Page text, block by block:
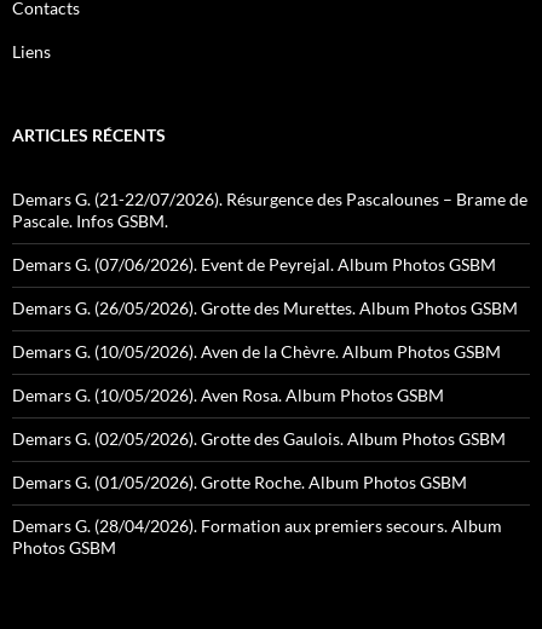
Contacts
Liens
ARTICLES RÉCENTS
Demars G. (21-22/07/2026). Résurgence des Pascalounes – Brame de
Pascale. Infos GSBM.
Demars G. (07/06/2026). Event de Peyrejal. Album Photos GSBM
Demars G. (26/05/2026). Grotte des Murettes. Album Photos GSBM
Demars G. (10/05/2026). Aven de la Chèvre. Album Photos GSBM
Demars G. (10/05/2026). Aven Rosa. Album Photos GSBM
Demars G. (02/05/2026). Grotte des Gaulois. Album Photos GSBM
Demars G. (01/05/2026). Grotte Roche. Album Photos GSBM
Demars G. (28/04/2026). Formation aux premiers secours. Album
Photos GSBM